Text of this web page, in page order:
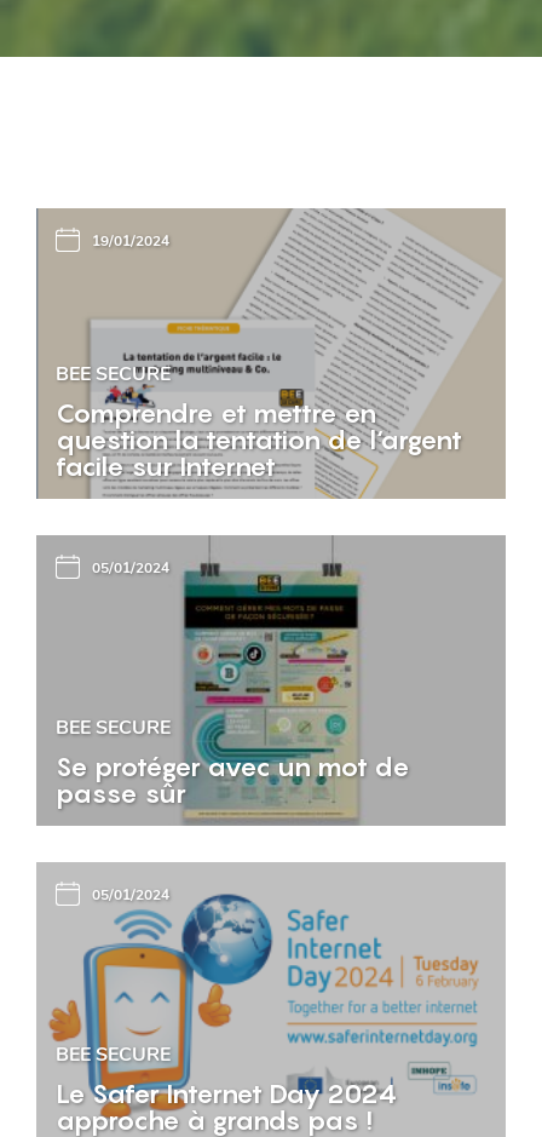
19/01/2024
BEE SECURE
Comprendre et mettre en
question la tentation de l‘argent
facile sur Internet
05/01/2024
BEE SECURE
Se protéger avec un mot de
passe sûr
05/01/2024
BEE SECURE
Le Safer Internet Day 2024
approche à grands pas !